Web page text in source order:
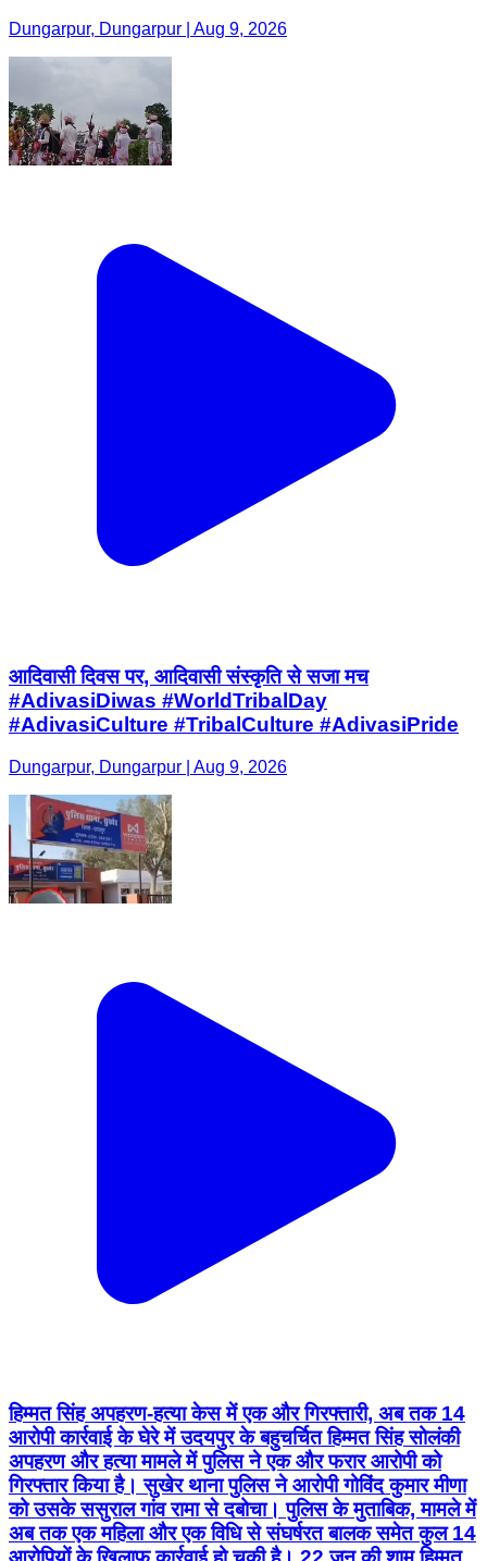
Dungarpur, Dungarpur | Aug 9, 2026
आदिवासी दिवस पर, आदिवासी संस्कृति से सजा मच
#AdivasiDiwas #WorldTribalDay
#AdivasiCulture #TribalCulture #AdivasiPride
Dungarpur, Dungarpur | Aug 9, 2026
हिम्मत सिंह अपहरण-हत्या केस में एक और गिरफ्तारी, अब तक 14
आरोपी कार्रवाई के घेरे में उदयपुर के बहुचर्चित हिम्मत सिंह सोलंकी
अपहरण और हत्या मामले में पुलिस ने एक और फरार आरोपी को
गिरफ्तार किया है। सुखेर थाना पुलिस ने आरोपी गोविंद कुमार मीणा
को उसके ससुराल गांव रामा से दबोचा। पुलिस के मुताबिक, मामले में
अब तक एक महिला और एक विधि से संघर्षरत बालक समेत कुल 14